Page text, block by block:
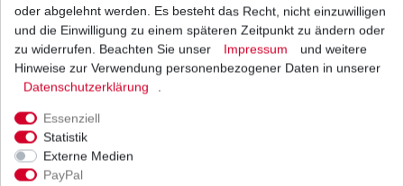
UVP 12,70 € 10,37 € *
*inkl. ges. MwSt.zzgl.Versandkosten
oder abgelehnt werden. Es besteht das Recht, nicht einzuwilligen
und die Einwilligung zu einem späteren Zeitpunkt zu ändern oder
zu widerrufen. Beachten Sie unser
Impressum
und weitere
Hinweise zur Verwendung personenbezogener Daten in unserer
Daten­schutz­erklärung
Essenziell
Statistik
Externe Medien
PayPal